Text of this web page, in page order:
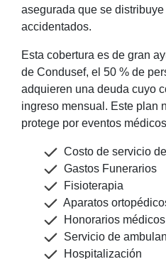
asegurada que se
accidentados.
Esta cobertura es de gran
de Condusef, el 50 % de
adquieren una deuda cuyo
ingreso mensual. Este plan
protege por eventos
Costo de servicio
Gastos Funerarios
Fisioterapia
Aparatos
Honorarios médicos
Servicio de
Hospitalización